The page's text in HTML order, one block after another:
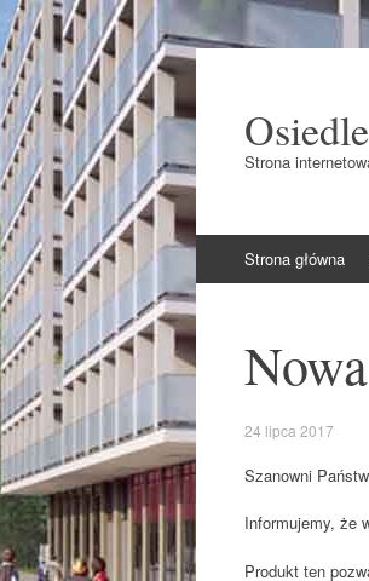
Strona
Skocz doStrona główna
24 lipca 2017
Szanowni
Informujemy, że
Produkt ten